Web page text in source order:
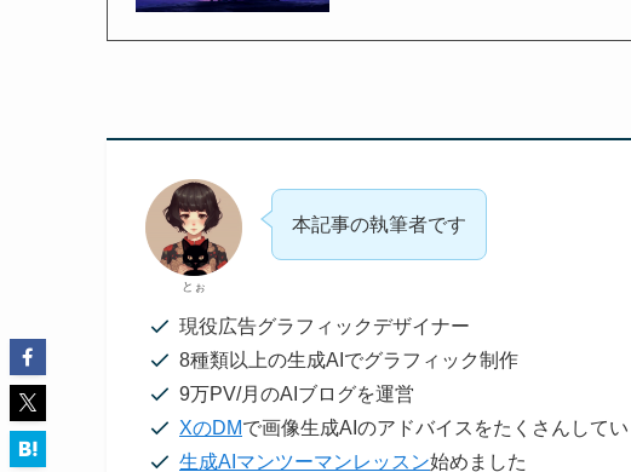
とぉ
本記事の執筆者です
現役広告グラフィックデザイナー
8種類以上の生成AIでグラフィック制作
9万PV/月のAIブログを運営
XのDMで画像生成AIのアドバイスをたくさんして
生成AIマンツーマンレッスン始めました